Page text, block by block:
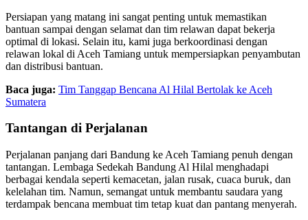
Persiapan yang matang ini sangat penting untuk memastikan
bantuan sampai dengan selamat dan tim relawan dapat bekerja
optimal di lokasi. Selain itu, kami juga berkoordinasi dengan
relawan lokal di Aceh Tamiang untuk mempersiapkan penyambutan
dan distribusi bantuan.
Baca juga: Tim Tanggap Bencana Al Hilal Bertolak ke Aceh
Sumatera
Tantangan di Perjalanan
Perjalanan panjang dari Bandung ke Aceh Tamiang penuh dengan
tantangan. Lembaga Sedekah Bandung Al Hilal menghadapi
berbagai kendala seperti kemacetan, jalan rusak, cuaca buruk, dan
kelelahan tim. Namun, semangat untuk membantu saudara yang
terdampak bencana membuat tim tetap kuat dan pantang menyerah.